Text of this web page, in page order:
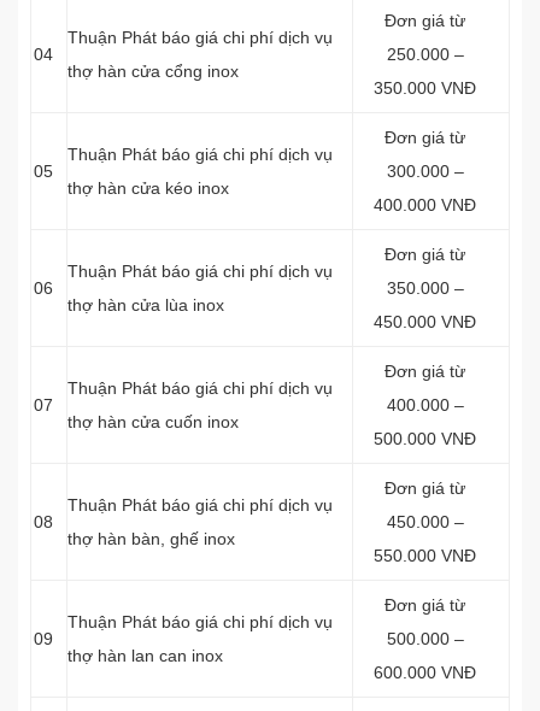
04
Thuận Phát báo giá chi phí dịch vụ
thợ hàn cửa cổng inox
Đơn giá từ
250.000 –
350.000 VNĐ
05
Thuận Phát báo giá chi phí dịch vụ
thợ hàn cửa kéo inox
Đơn giá từ
300.000 –
400.000 VNĐ
06
Thuận Phát báo giá chi phí dịch vụ
thợ hàn cửa lùa inox
Đơn giá từ
350.000 –
450.000 VNĐ
07
Thuận Phát báo giá chi phí dịch vụ
thợ hàn cửa cuốn inox
Đơn giá từ
400.000 –
500.000 VNĐ
08
Thuận Phát báo giá chi phí dịch vụ
thợ hàn bàn, ghế inox
Đơn giá từ
450.000 –
550.000 VNĐ
09
Thuận Phát báo giá chi phí dịch vụ
thợ hàn lan can inox
Đơn giá từ
500.000 –
600.000 VNĐ